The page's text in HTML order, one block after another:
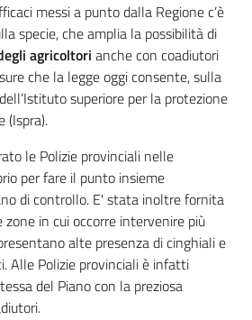
messi a punto dalla Regione c’è
specie, che amplia la possibilità di
agricoltori anche con coadiutori
che la legge oggi consente, sulla
superiore per la protezione
(Ispra).
le Polizie provinciali nelle
per fare il punto insieme
di controllo. E' stata inoltre fornita
zone in cui occorre intervenire più
alte presenza di cinghiali e
Alle Polizie provinciali è infatti
del Piano con la preziosa